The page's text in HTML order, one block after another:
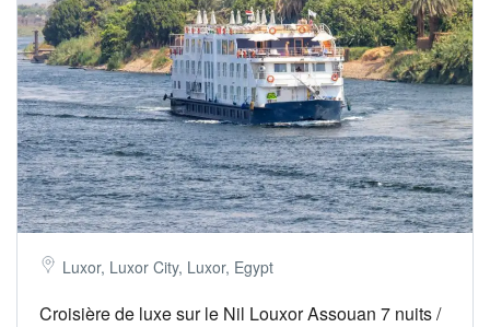
Luxor, Luxor City, Luxor, Egypt
Croisière de luxe sur le Nil Louxor Assouan 7 nuits /